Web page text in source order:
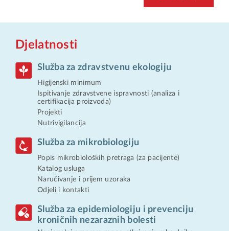
Djelatnosti
Služba za zdravstvenu ekologiju
Higijenski minimum
Ispitivanje zdravstvene ispravnosti (analiza i
certifikacija proizvoda)
Projekti
Nutrivigilancija
Služba za mikrobiologiju
Popis mikrobioloških pretraga (za pacijente)
Katalog usluga
Naručivanje i prijem uzoraka
Odjeli i kontakti
Služba za epidemiologiju i prevenciju
kroničnih nezaraznih bolesti